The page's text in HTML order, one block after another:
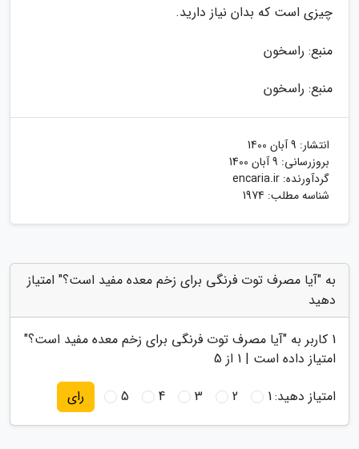
چیزی است که بدان نیاز دارید.
منبع: راسخون
منبع: راسخون
انتشار: 9 آبان 1400
بروزرسانی: 9 آبان 1400
گردآورنده: encaria.ir
شناسه مطلب: 1974
به "آیا مصرف توت فرنگی برای زخم معده مفید است؟" امتیاز
دهید
1 کاربر به "آیا مصرف توت فرنگی برای زخم معده مفید است؟"
امتیاز داده است | 1 از 5
امتیاز دهید:1
2
3
4
5 رای